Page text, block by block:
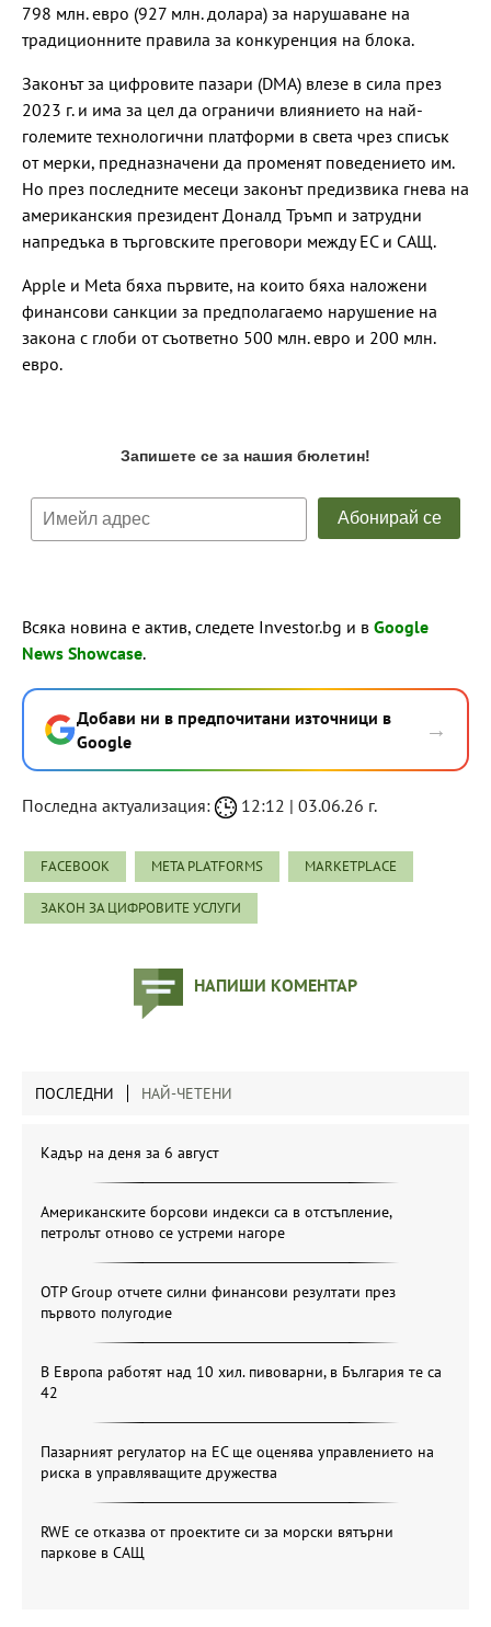
798 млн. евро (927 млн. долара) за нарушаване на
традиционните правила за конкуренция на блока.
Законът за цифровите пазари (DMA) влезе в сила през
2023 г. и има за цел да ограничи влиянието на най-
големите технологични платформи в света чрез списък
от мерки, предназначени да променят поведението им.
Но през последните месеци законът предизвика гнева на
американския президент Доналд Тръмп и затрудни
напредъка в търговските преговори между ЕС и САЩ.
Apple и Meta бяха първите, на които бяха наложени
финансови санкции за предполагаемо нарушение на
закона с глоби от съответно 500 млн. евро и 200 млн.
евро.
Всяка новина е актив, следете Investor.bg и в Google
News Showcase.
Добави ни в предпочитани източници в
Google
→
Последна актуализация: 12:12 | 03.06.26 г.
FACEBOOK META PLATFORMS MARKETPLACE
ЗАКОН ЗА ЦИФРОВИТЕ УСЛУГИ
НАПИШИ КОМЕНТАР
ПОСЛЕДНИ НАЙ-ЧЕТЕНИ
Кадър на деня за 6 август
Американските борсови индекси са в отстъпление,
петролът отново се устреми нагоре
OTP Group отчете силни финансови резултати през
първото полугодие
В Европа работят над 10 хил. пивоварни, в България те са
42
Пазарният регулатор на ЕС ще оценява управлението на
риска в управляващите дружества
RWE се отказва от проектите си за морски вятърни
паркове в САЩ